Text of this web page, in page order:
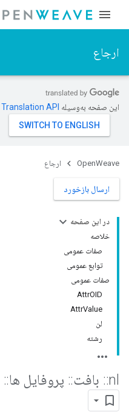
ارجاع
این صفحه به‌وسیله
OpenWeave ارجاع
ارسال بازخورد
در این صفحه
خلاصه
صفات عمومی
توابع عمومی
صفات عمومی
AttrOID
AttrValue
لن
رشته
nl
:: بافت:: پروفایل ها::